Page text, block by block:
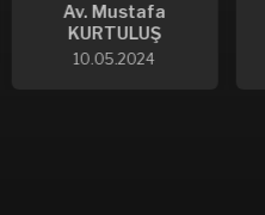
Av. Mustafa
KURTULUŞ
10.05.2024